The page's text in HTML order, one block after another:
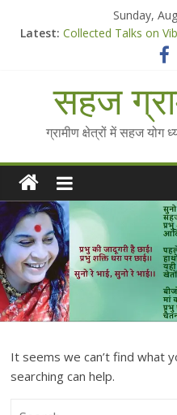
Sunday,
Latest: Collected Talks on
सहज कृषि प्रचार-प्रसार किट
Standee Designs @
Chalo Gaon Ki Or
सहज
ग्रामीण क्षेत्रों में सहज योग
It seems we can’t find what
searching can help.